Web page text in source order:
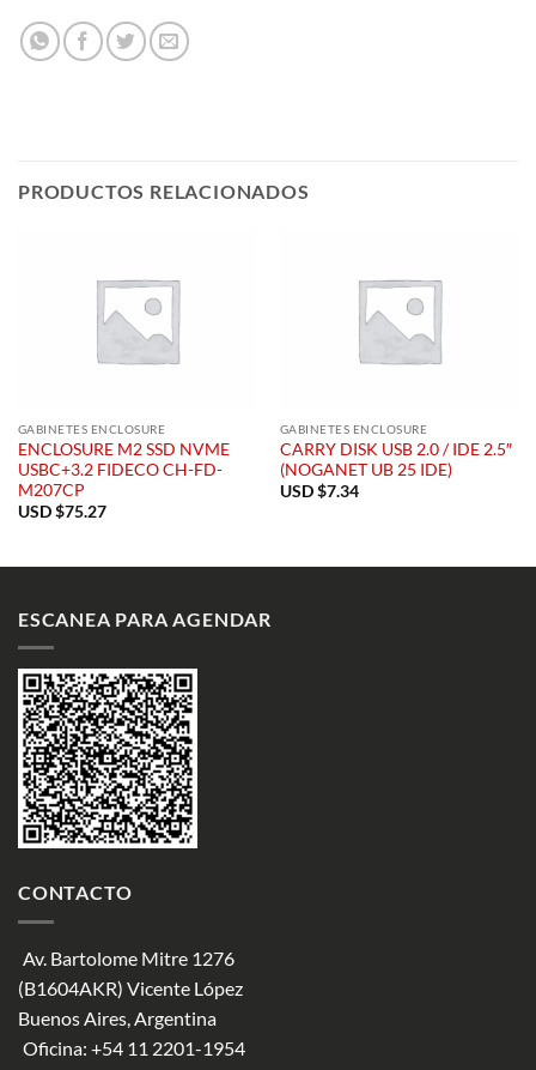
PRODUCTOS RELACIONADOS
GABINETES ENCLOSURE
ENCLOSURE M2 SSD NVME
USBC+3.2 FIDECO CH-FD-
M207CP
USD $75.27
GABINETES ENCLOSURE
CARRY DISK USB 2.0 / IDE 2.5″
(NOGANET UB 25 IDE)
USD $7.34
ESCANEA PARA AGENDAR
CONTACTO
Av. Bartolome Mitre 1276
(B1604AKR) Vicente López
Buenos Aires, Argentina
Oficina: +54 11 2201-1954